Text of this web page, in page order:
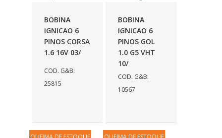
BOBINA
IGNICAO 6
PINOS CORSA
1.6 16V 03/
COD. G&B:
25815
BOBINA
IGNICAO 6
PINOS GOL
1.0 G5 VHT
10/
COD. G&B:
10567